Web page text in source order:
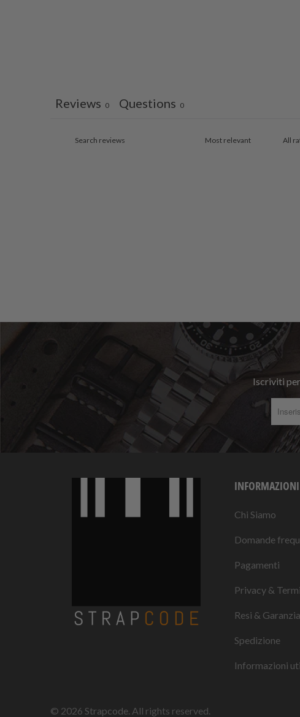
Reviews 0 Questions 0
Iscriviti
INFORMAZIONI
Chi Siamo
Domande
Pagamenti
Privacy &
Resi & Garanzia
Spedizione
Informazioni
© 2026 Strapcode. All rights reserved.